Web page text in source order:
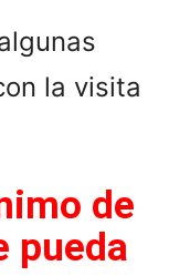
la visita
de
pueda